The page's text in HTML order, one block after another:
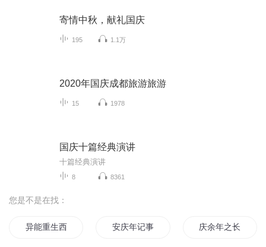
寄情中秋，献礼国庆
195 1.1万
2020年国庆成都旅游旅游
15 1978
国庆十篇经典演讲
十篇经典演讲
8 8361
您是不是在找：
异能重生西门庆 安庆年记事 庆余年之长歌行